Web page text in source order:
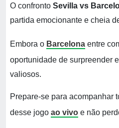
O confronto Sevilla vs
partida emocionante e cheia
Embora o Barcelona entre
oportunidade de surpreender
valiosos.
Prepare-se para acompanhar
desse jogo ao vivo e não